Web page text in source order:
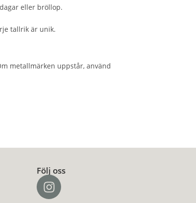
eller bröllop.
tallrik är unik.
metallmärken uppstår, använd
Följ oss